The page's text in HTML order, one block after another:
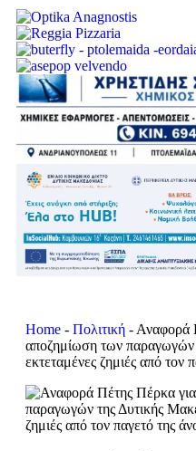
Home - Πολιτική - Αναφορά
αποζημίωση των παραγωγών
εκτεταμένες ζημιές από τον